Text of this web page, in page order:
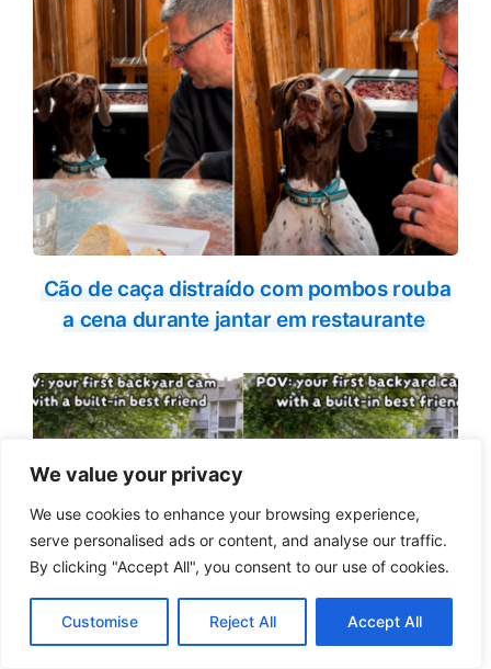
We value your privacy
We use cookies to enhance your browsing experience,
serve personalised ads or content, and analyse our traffic.
By clicking "Accept All", you consent to our use of cookies.
Customise Reject All Accept All
Cão de caça distraído com pombos rouba
a cena durante jantar em restaurante